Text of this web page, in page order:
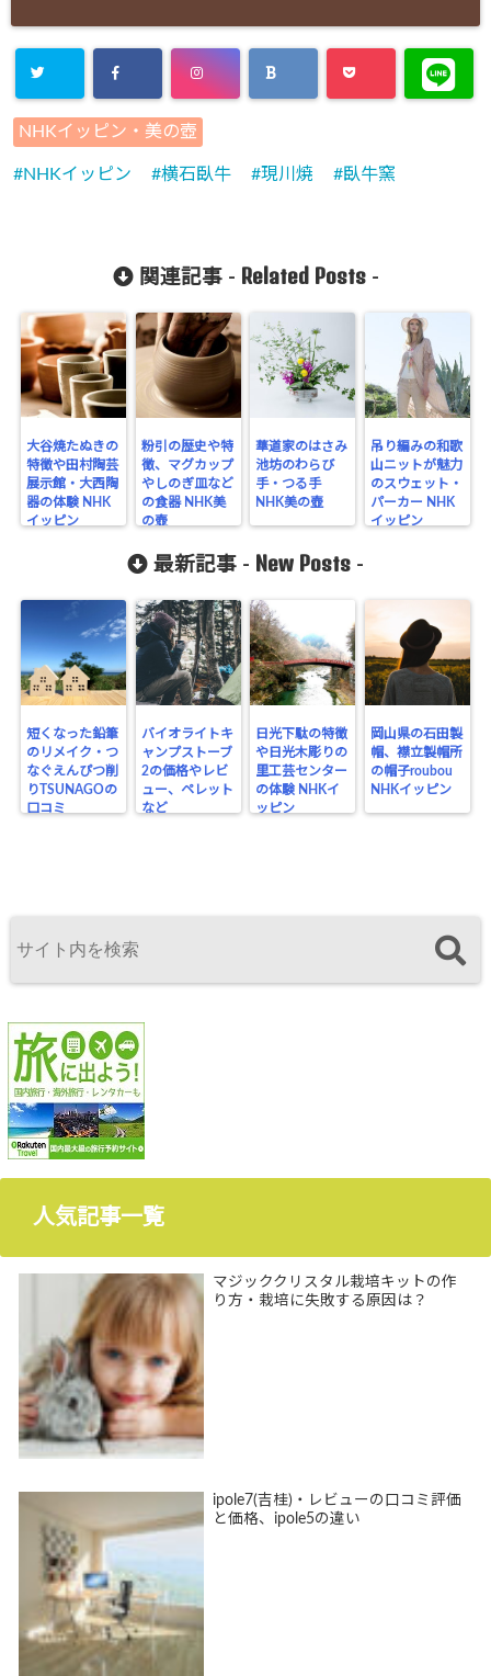
NHKイッピン・美の壺
NHKイッピン 横石臥牛 現川焼 臥牛窯
関連記事 - Related Posts-
大谷焼たぬきの
特徴や田村陶芸
展示館・大西陶
器の体験 NHK
イッピン
粉引の歴史や特
徴、マグカップ
やしのぎ皿など
の食器 NHK美
の壺
華道家のはさみ
池坊のわらび
手・つる手
NHK美の壺
吊り編みの和歌
山ニットが魅力
のスウェット・
パーカー NHK
イッピン
最新記事 - New Posts -
短くなった鉛筆
のリメイク・つ
なぐえんぴつ削
りTSUNAGOの
口コミ
バイオライトキ
ャンプストーブ
2の価格やレビ
ュー、ペレット
など
日光下駄の特徴
や日光木彫りの
里工芸センター
の体験 NHKイ
ッピン
岡山県の石田製
帽、襟立製帽所
の帽子roubou
NHKイッピン
人気記事一覧
マジッククリスタル栽培キットの作
り方・栽培に失敗する原因は？
ipole7(吉桂)・レビューの口コミ評価
と価格、ipole5の違い